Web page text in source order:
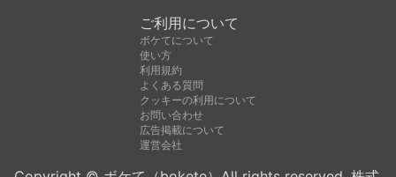
ご利用について
ボケてについて
使い方
利用規約
よくある質問
クッキーの利用について
お問い合わせ
広告掲載について
運営会社